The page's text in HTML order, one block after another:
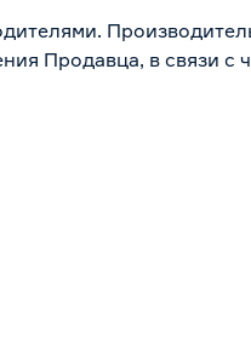
Продавца, в связи с